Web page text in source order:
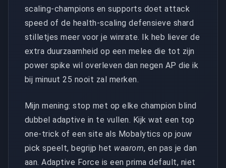
scaling-champions en supports doet attack
speed of de health-scaling defensieve shard
stilletjes meer voor je winrate. Ik heb liever de
extra duurzaamheid op een melee die tot zijn
power spike wil overleven dan negen AP die ik
bij minuut 25 nooit zal merken.
Mijn mening: stop met op elke champion blind
dubbel adaptive in te vullen. Kijk wat een top
one-trick of een site als Mobalytics op jouw
pick speelt, begrijp het waarom, en pas je dan
aan. Adaptive Force is een prima default, niet